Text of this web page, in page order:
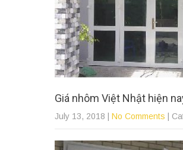
Giá nhôm Việt Nhật hiện
July 13, 2018 No Comments |